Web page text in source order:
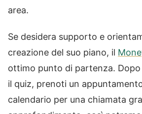
area.
Se desidera supporto e
creazione del suo piano, il
ottimo punto di partenza.
il quiz, prenoti un
calendario per una chiamata